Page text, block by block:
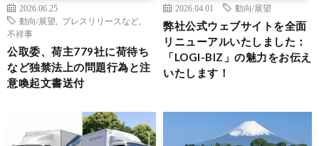
2026.06.25
動向/展望
プレスリリースなど
不祥事
公取委、荷主779社に荷待ち
など独禁法上の問題行為と注
意喚起文書送付
2026.04.01 動向/展望
弊社公式ウェブサイトを全面
リニューアルいたしました：
「LOGI-BIZ」の魅力をお伝え
いたします！